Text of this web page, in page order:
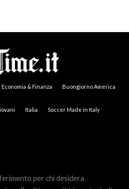
Economia & Finanza Buongiorno America
Italia Soccer Made in Italy
per chi desidera